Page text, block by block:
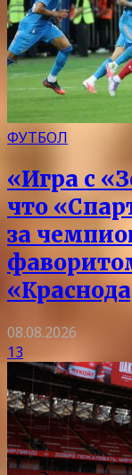
ФУТБОЛ
«Игра с
что
за
08.08.2026
13